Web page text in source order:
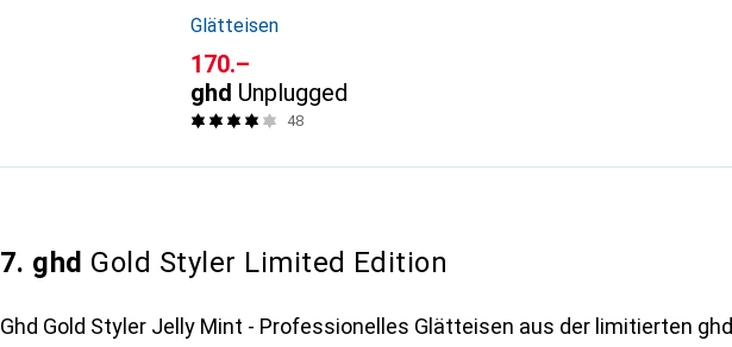
Glätteisen
CHF
170.–
ghd Unplugged
48
7. ghd Gold Styler Limited Edition
Ghd Gold Styler Jelly Mint - Professionelles Glätteisen aus der limitierten ghd